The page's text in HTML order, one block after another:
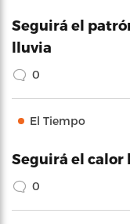
Seguirá el
lluvia
0
El Tiempo
Seguirá el calor
0